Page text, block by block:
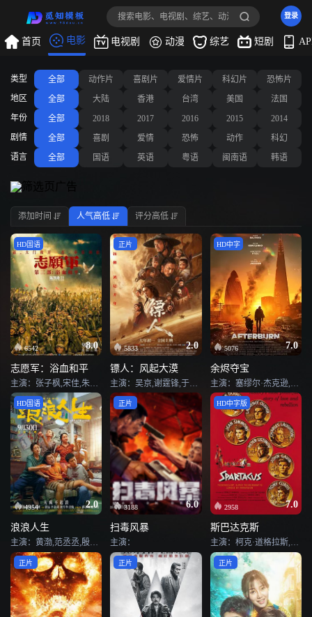
登录
首页 电影 电视剧 动漫 综艺 短剧
类型 全部 动作片 喜剧片 爱情片 科幻片 恐怖片
地区
全部 大陆 香港 台湾 美国
法国
年份
全部 2018 2017 2016 2015
2014
剧情
全部 喜剧 爱情 恐怖 动作
科幻
语言
全部 国语 英语 粤语 闽南语 韩语
添加时间 人气高低 评分高低
6542 8.0
HD国语
志愿军：浴血和平
5833 2.0
正片
镖人：风起大漠
5076 7.0
HD中字
余烬夺宝
4954 2.0
HD国语
浪浪人生
3188 6.0
正片
扫毒风暴
主演：
2958 7.0
HD中字版
斯巴达克斯
正片 正片 正片